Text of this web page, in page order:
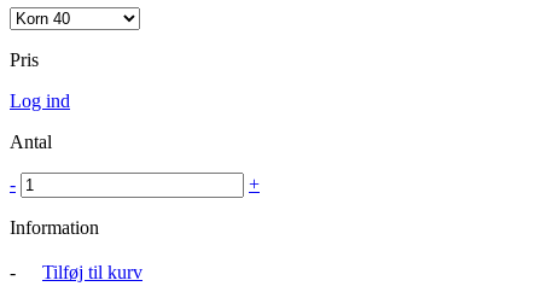
Pris
Log ind
Antal
- +
Information
- Tilføj til kurv